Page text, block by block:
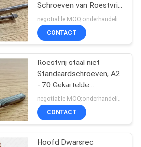
Schroeven van Roestvrij
staalsems met Vierkante
Wasmachine
negotiable MOQ:onderhandelingen
CONTACT
Roestvrij staal niet
Standaardschroeven, A2
- 70 Gekartelde
Hoofdduimschroeven
CONTACT
Hoofd Dwarsrec